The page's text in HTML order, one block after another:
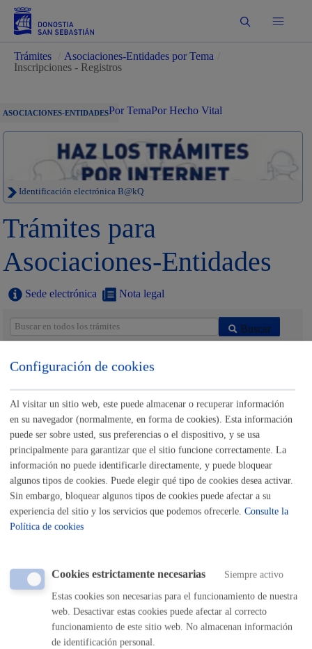
Buscar
Trámites Asociaciones-Entidades por Tema
Inscripciones - Registros
ASOCIACIONES-ENTIDADESPor TemaPor Hecho Vital
Identificación electrónica B@kQ
Trámites para
Asociaciones-Entidades
Sede electrónica Nota legal
Buscar
Inscripciones - Registros
Actividades relacionadas con Consumo y Medio
Ambiente
Actividades relacionadas con Cultura, Euskera y
Deporte
Actividades relacionadas con Igualdad, Cooperación,
Derechos Humanos y Diversidad Cultural
Actividades relacionadas con la Escuela de Música y
Configuración de cookies
Al visitar un sitio web, este puede almacenar o recuperar información
en su navegador (normalmente, en forma de cookies). Esta información
puede ser sobre usted, sus preferencias o el dispositivo, y se usa
principalmente para garantizar que el sitio funcione correctamente. La
información no puede identificarle directamente, y puede bloquear
algunos tipos de cookies. Puede elegir qué tipo de cookies desea activar.
Sin embargo, bloquear algunos tipos de cookies puede afectar a su
experiencia del sitio y los servicios que podemos ofrecerle. Consulte la
Política de cookies
Cookies estrictamente necesarias Siempre activo
Estas cookies son necesarias para el funcionamiento de nuestra
web. Desactivar estas cookies puede afectar al correcto
funcionamiento de este sitio web. No almacenan información
de identificación personal.